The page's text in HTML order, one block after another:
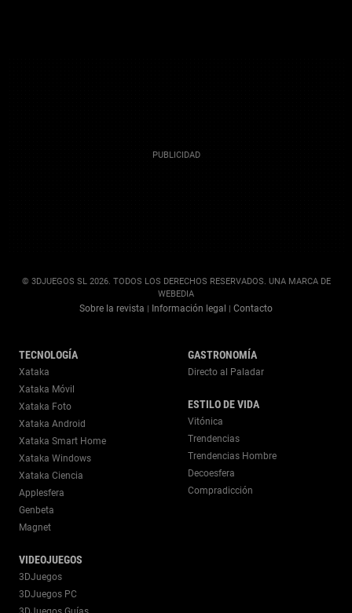
© 3DJUEGOS SL 2026. TODOS LOS DERECHOS RESERVADOS. UNA MARCA DE
WEBEDIA
Sobre la revista | Información legal | Contacto
TECNOLOGÍA
Xataka
Xataka Móvil
Xataka Foto
Xataka Android
Xataka Smart Home
Xataka Windows
Xataka Ciencia
Applesfera
Genbeta
Magnet
VIDEOJUEGOS
3DJuegos
3DJuegos PC
GASTRONOMÍA
Directo al Paladar
ESTILO DE VIDA
Vitónica
Trendencias
Trendencias Hombre
Decoesfera
Compradicción